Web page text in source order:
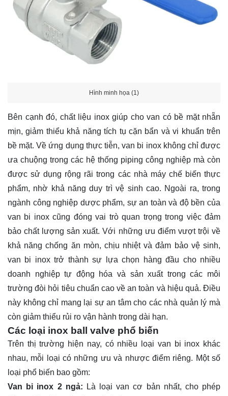
Hình minh họa (1)
Bên cạnh đó, chất liệu inox giúp cho van có bề mặt nhẵn
mịn, giảm thiểu khả năng tích tụ cặn bẩn và vi khuẩn trên
bề mặt. Về ứng dụng thực tiễn, van bi inox không chỉ được
ưa chuộng trong các hệ thống piping công nghiệp mà còn
được sử dụng rộng rãi trong các nhà máy chế biến thực
phẩm, nhờ khả năng duy trì vệ sinh cao. Ngoài ra, trong
ngành công nghiệp dược phẩm, sự an toàn và độ bền của
van bi inox cũng đóng vai trò quan trọng trong việc đảm
bảo chất lượng sản xuất. Với những ưu điểm vượt trội về
khả năng chống ăn mòn, chịu nhiệt và đảm bảo vệ sinh,
van bi inox trở thành sự lựa chọn hàng đầu cho nhiều
doanh nghiệp tự động hóa và sản xuất trong các môi
trường đòi hỏi tiêu chuẩn cao về an toàn và hiệu quả. Điều
này không chỉ mang lại sự an tâm cho các nhà quản lý mà
còn giảm thiểu rủi ro vận hành trong dài hạn.
Các loại inox ball valve phổ biến
Trên thị trường hiện nay, có nhiều loại van bi inox khác
nhau, mỗi loại có những ưu và nhược điểm riêng. Một số
loại phổ biến bao gồm:
Van bi inox 2 ngả: Là loại van cơ bản nhất, cho phép